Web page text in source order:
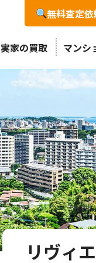
無料査定依
家の買取 マンシ
リヴィ